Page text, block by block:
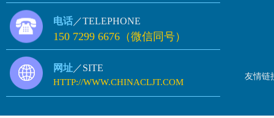
电话 ／TELEPHONE
150 7299 6676（微信同号）
网址 ／SITE
HTTP://WWW.CHINACLJT.COM
友情链